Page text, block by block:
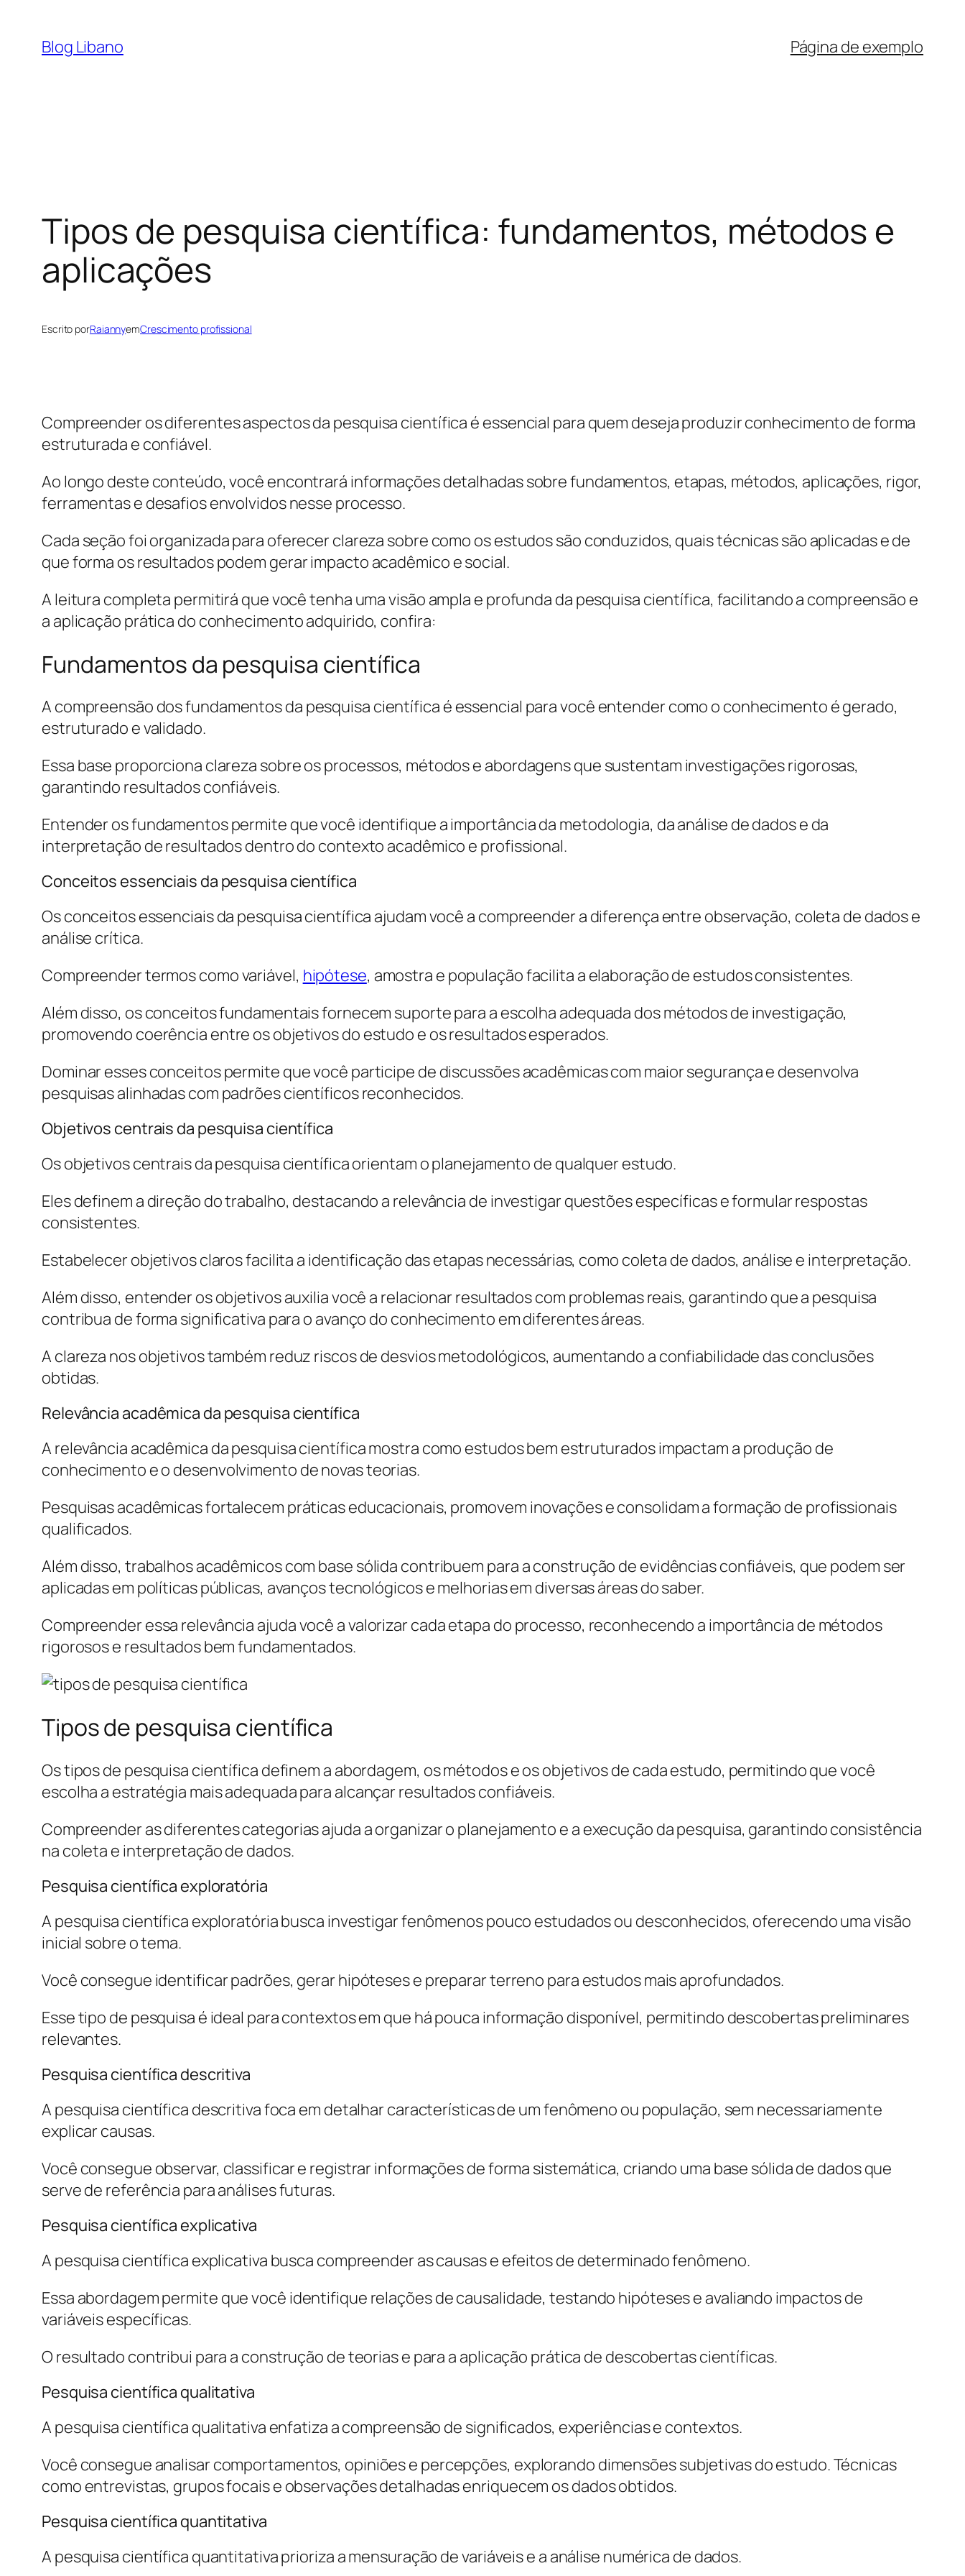
Blog Libano Página de exemplo
Tipos de pesquisa científica: fundamentos, métodos e
aplicações
Escrito porRaiannyemCrescimento profissional
Compreender os diferentes aspectos da pesquisa científica é essencial para quem deseja produzir conhecimento de forma
estruturada e confiável.
Ao longo deste conteúdo, você encontrará informações detalhadas sobre fundamentos, etapas, métodos, aplicações, rigor,
ferramentas e desafios envolvidos nesse processo.
Cada seção foi organizada para oferecer clareza sobre como os estudos são conduzidos, quais técnicas são aplicadas e de
que forma os resultados podem gerar impacto acadêmico e social.
A leitura completa permitirá que você tenha uma visão ampla e profunda da pesquisa científica, facilitando a compreensão e
a aplicação prática do conhecimento adquirido, confira:
Fundamentos da pesquisa científica
A compreensão dos fundamentos da pesquisa científica é essencial para você entender como o conhecimento é gerado,
estruturado e validado.
Essa base proporciona clareza sobre os processos, métodos e abordagens que sustentam investigações rigorosas,
garantindo resultados confiáveis.
Entender os fundamentos permite que você identifique a importância da metodologia, da análise de dados e da
interpretação de resultados dentro do contexto acadêmico e profissional.
Conceitos essenciais da pesquisa científica
Os conceitos essenciais da pesquisa científica ajudam você a compreender a diferença entre observação, coleta de dados e
análise crítica.
Compreender termos como variável, hipótese, amostra e população facilita a elaboração de estudos consistentes.
Além disso, os conceitos fundamentais fornecem suporte para a escolha adequada dos métodos de investigação,
promovendo coerência entre os objetivos do estudo e os resultados esperados.
Dominar esses conceitos permite que você participe de discussões acadêmicas com maior segurança e desenvolva
pesquisas alinhadas com padrões científicos reconhecidos.
Objetivos centrais da pesquisa científica
Os objetivos centrais da pesquisa científica orientam o planejamento de qualquer estudo.
Eles definem a direção do trabalho, destacando a relevância de investigar questões específicas e formular respostas
consistentes.
Estabelecer objetivos claros facilita a identificação das etapas necessárias, como coleta de dados, análise e interpretação.
Além disso, entender os objetivos auxilia você a relacionar resultados com problemas reais, garantindo que a pesquisa
contribua de forma significativa para o avanço do conhecimento em diferentes áreas.
A clareza nos objetivos também reduz riscos de desvios metodológicos, aumentando a confiabilidade das conclusões
obtidas.
Relevância acadêmica da pesquisa científica
A relevância acadêmica da pesquisa científica mostra como estudos bem estruturados impactam a produção de
conhecimento e o desenvolvimento de novas teorias.
Pesquisas acadêmicas fortalecem práticas educacionais, promovem inovações e consolidam a formação de profissionais
qualificados.
Além disso, trabalhos acadêmicos com base sólida contribuem para a construção de evidências confiáveis, que podem ser
aplicadas em políticas públicas, avanços tecnológicos e melhorias em diversas áreas do saber.
Compreender essa relevância ajuda você a valorizar cada etapa do processo, reconhecendo a importância de métodos
rigorosos e resultados bem fundamentados.
Tipos de pesquisa científica
Os tipos de pesquisa científica definem a abordagem, os métodos e os objetivos de cada estudo, permitindo que você
escolha a estratégia mais adequada para alcançar resultados confiáveis.
Compreender as diferentes categorias ajuda a organizar o planejamento e a execução da pesquisa, garantindo consistência
na coleta e interpretação de dados.
Pesquisa científica exploratória
A pesquisa científica exploratória busca investigar fenômenos pouco estudados ou desconhecidos, oferecendo uma visão
inicial sobre o tema.
Você consegue identificar padrões, gerar hipóteses e preparar terreno para estudos mais aprofundados.
Esse tipo de pesquisa é ideal para contextos em que há pouca informação disponível, permitindo descobertas preliminares
relevantes.
Pesquisa científica descritiva
A pesquisa científica descritiva foca em detalhar características de um fenômeno ou população, sem necessariamente
explicar causas.
Você consegue observar, classificar e registrar informações de forma sistemática, criando uma base sólida de dados que
serve de referência para análises futuras.
Pesquisa científica explicativa
A pesquisa científica explicativa busca compreender as causas e efeitos de determinado fenômeno.
Essa abordagem permite que você identifique relações de causalidade, testando hipóteses e avaliando impactos de
variáveis específicas.
O resultado contribui para a construção de teorias e para a aplicação prática de descobertas científicas.
Pesquisa científica qualitativa
A pesquisa científica qualitativa enfatiza a compreensão de significados, experiências e contextos.
Você consegue analisar comportamentos, opiniões e percepções, explorando dimensões subjetivas do estudo. Técnicas
como entrevistas, grupos focais e observações detalhadas enriquecem os dados obtidos.
Pesquisa científica quantitativa
A pesquisa científica quantitativa prioriza a mensuração de variáveis e a análise numérica de dados.